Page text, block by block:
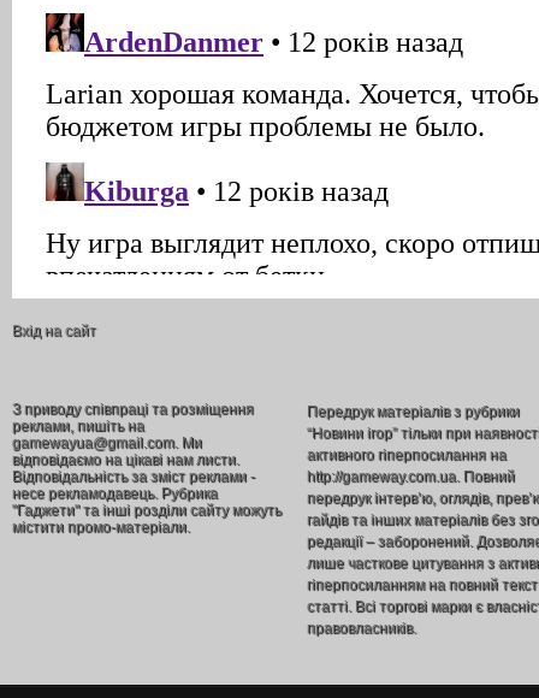
Вхід на сайт
З приводу співпраці та розміщення
реклами, пишіть на
gamewayua@gmail.com. Ми
відповідаємо на цікаві нам листи.
Відповідальність за зміст реклами -
несе рекламодавець. Рубрика
"Гаджети" та інші розділи сайту можуть
містити промо-матеріали.
Передрук матеріалів з рубрики
“Новини ігор” тільки при
активного гіперпосилання на
http://gameway.com.ua. Повний
передрук інтерв’ю, оглядів,
гайдів та інших матеріалів без
редакції – заборонений.
лише часткове цитування з
гіперпосиланням на повний текст
статті. Всі торгові марки є
правовласників.